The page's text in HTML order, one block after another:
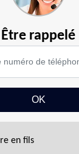
Être rappelé
en fils